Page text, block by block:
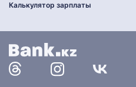
Калькулятор зарплаты